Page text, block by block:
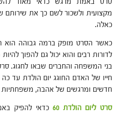
סרט באמת מרגש כדאי מאוד
מקצועית ולשכור לשם כך את שירותם
כאלה.
כאשר הסרט מופק ברמה גבוהה הוא
לדורות רבים והוא יכול גם להפוך
בני המשפחה והחברים שבאו לחגוג.
חייו של האדם החוגג יום הולדת עד כה
חדשים ומרגשים של אהבה, משפחתיות
סרט ליום הולדת 60
כדאי להפיק